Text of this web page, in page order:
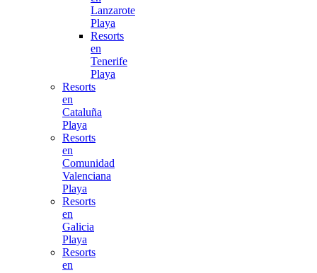
Lanzarote
Playa
Resorts
en
Tenerife
Playa
Resorts
en
Cataluña
Playa
Resorts
en
Comunidad
Valenciana
Playa
Resorts
en
Galicia
Playa
Resorts
en